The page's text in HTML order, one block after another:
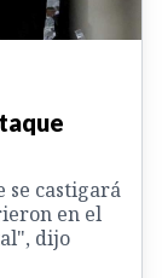
se castigará
en el
dijo